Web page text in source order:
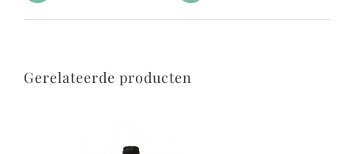
Gerelateerde producten